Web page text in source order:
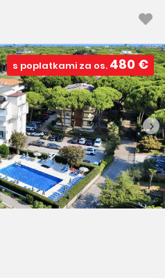
s poplatkami za os. 480 €